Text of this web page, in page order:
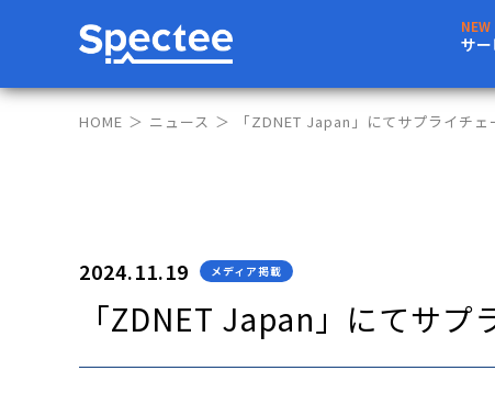
サ
HOME ニュース 「ZDNET Japan」にてサプライチ
2024.11.19 メディア掲載
「ZDNET Japan」にてサ